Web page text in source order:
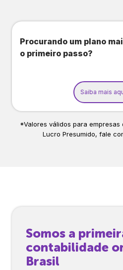
Procurando um plano
o primeiro passo?
Saiba mais
*Valores válidos para empresas
Lucro Presumido, fale
Somos a
contabilidade
Brasil